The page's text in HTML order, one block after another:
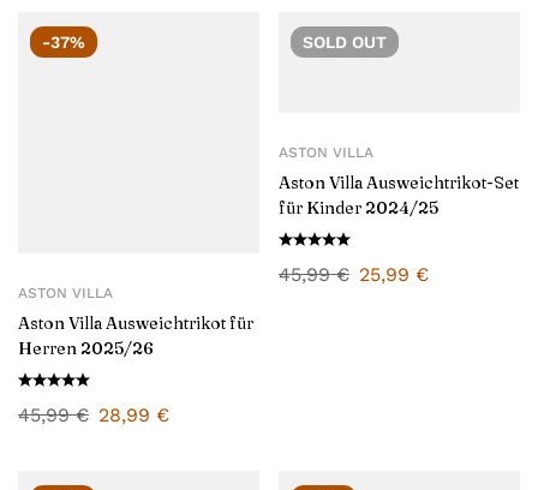
-37%
ASTON VILLA
Aston Villa Ausweichtrikot für
Herren 2025/26
45,99€ 28,99 €
SOLD OUT
ASTON VILLA
Aston Villa Ausweichtrikot-Set
für Kinder 2024/25
45,99€ 25,99 €